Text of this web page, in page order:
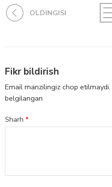
OLDINGISI
Fikr bildirish
Email manzilingiz chop etilmaydi.
belgilangan
Sharh *